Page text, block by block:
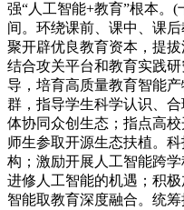
强“人工智能+教育”根本。
间。环绕课前、课中、课
聚开辟优良教育资本，提
结合攻关平台和教育实践
导，培育高质量教育智能
群，指导学生科学认识、
体协同众创生态；指点高
师生参取开源生态扶植。
构；激励开展人工智能跨
进修人工智能的机遇；积
智能取教育深度融合。统